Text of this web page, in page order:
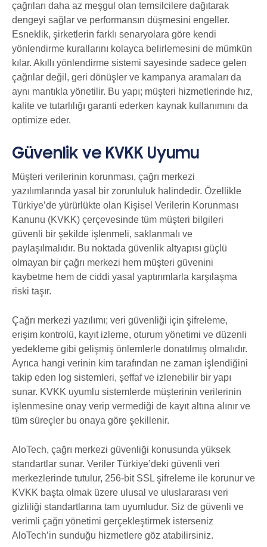
çağrıları daha az meşgul olan temsilcilere dağıtarak
dengeyi sağlar ve performansın düşmesini engeller.
Esneklik, şirketlerin farklı senaryolara göre kendi
yönlendirme kurallarını kolayca belirlemesini de mümkün
kılar. Akıllı yönlendirme sistemi sayesinde sadece gelen
çağrılar değil, geri dönüşler ve kampanya aramaları da
aynı mantıkla yönetilir. Bu yapı; müşteri hizmetlerinde hız,
kalite ve tutarlılığı garanti ederken kaynak kullanımını da
optimize eder.
Güvenlik ve KVKK Uyumu
Müşteri verilerinin korunması, çağrı merkezi
yazılımlarında yasal bir zorunluluk halindedir. Özellikle
Türkiye’de yürürlükte olan Kişisel Verilerin Korunması
Kanunu (KVKK) çerçevesinde tüm müşteri bilgileri
güvenli bir şekilde işlenmeli, saklanmalı ve
paylaşılmalıdır. Bu noktada güvenlik altyapısı güçlü
olmayan bir çağrı merkezi hem müşteri güvenini
kaybetme hem de ciddi yasal yaptırımlarla karşılaşma
riski taşır.
Çağrı merkezi yazılımı; veri güvenliği için şifreleme,
erişim kontrolü, kayıt izleme, oturum yönetimi ve düzenli
yedekleme gibi gelişmiş önlemlerle donatılmış olmalıdır.
Ayrıca hangi verinin kim tarafından ne zaman işlendiğini
takip eden log sistemleri, şeffaf ve izlenebilir bir yapı
sunar. KVKK uyumlu sistemlerde müşterinin verilerinin
işlenmesine onay verip vermediği de kayıt altına alınır ve
tüm süreçler bu onaya göre şekillenir.
AloTech, çağrı merkezi güvenliği konusunda yüksek
standartlar sunar. Veriler Türkiye’deki güvenli veri
merkezlerinde tutulur, 256-bit SSL şifreleme ile korunur ve
KVKK başta olmak üzere ulusal ve uluslararası veri
gizliliği standartlarına tam uyumludur. Siz de güvenli ve
verimli çağrı yönetimi gerçekleştirmek isterseniz
AloTech’in sunduğu hizmetlere göz atabilirsiniz.